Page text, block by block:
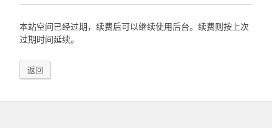
本站空间已经过期，续费后可以继续使用后台。续费则按上次
过期时间延续。
返回